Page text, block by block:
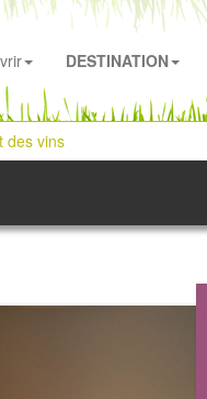
DESTINATION
des vins